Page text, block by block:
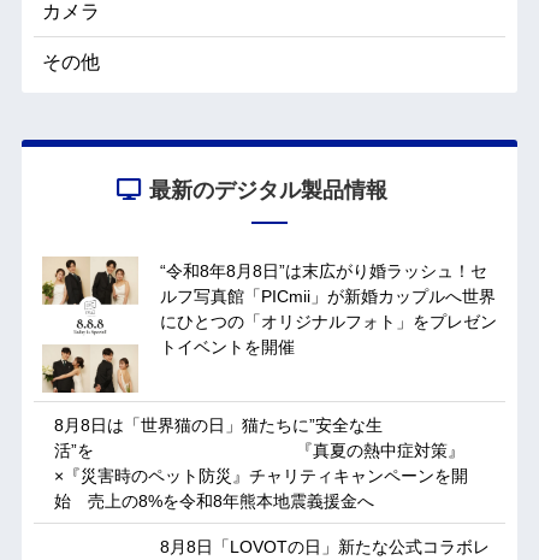
カメラ
その他
最新のデジタル製品情報
“令和8年8月8日”は末広がり婚ラッシュ！セ
ルフ写真館「PICmii」が新婚カップルへ世界
にひとつの「オリジナルフォト」をプレゼン
トイベントを開催
8月8日は「世界猫の日」猫たちに”安全な生
活”を 『真夏の熱中症対策』
×『災害時のペット防災』チャリティキャンペーンを開
始 売上の8%を令和8年熊本地震義援金へ
8月8日「LOVOTの日」新たな公式コラボレ